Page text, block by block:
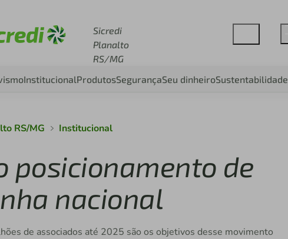
Sicredi
Planalto
RS/MG
InstitucionalProdutosSegurançaSeu dinheiroSustentabilidade
RS/MG Institucional
posicionamento de
nacional
de associados até 2025 são os objetivos desse movimento